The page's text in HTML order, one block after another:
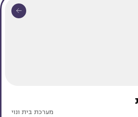
מערכת בית ונוי